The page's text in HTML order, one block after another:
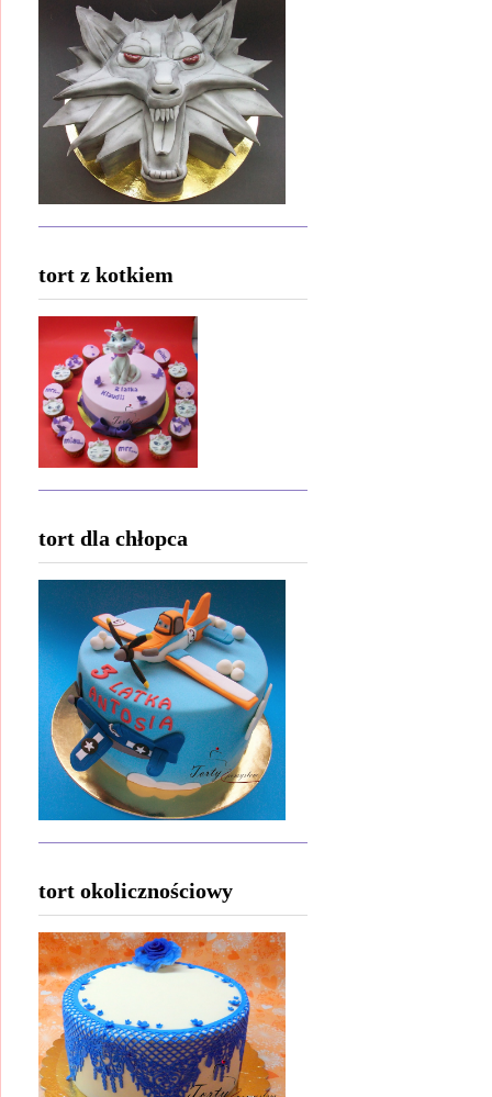
tort z kotkiem
tort dla chłopca
tort okolicznościowy